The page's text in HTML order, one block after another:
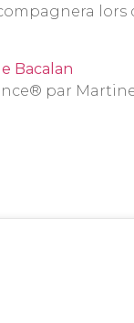
lors
Bacalan
par